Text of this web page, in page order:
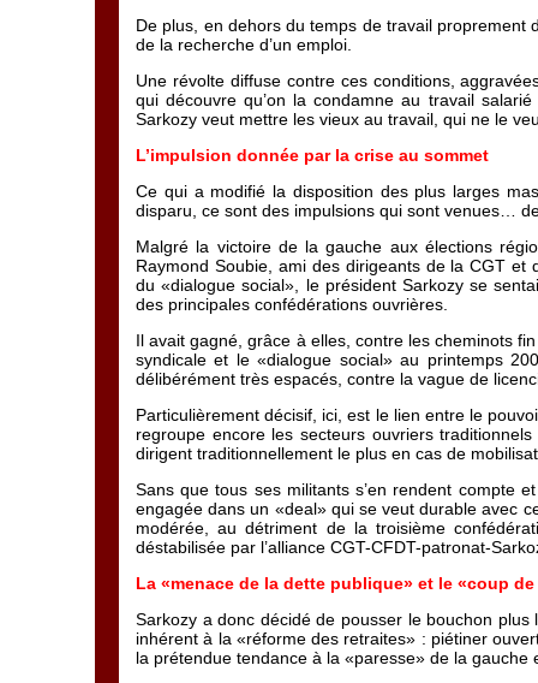
De plus, en dehors du temps de travail proprement
de la recherche d’un emploi.
Une révolte diffuse contre ces conditions,
qui découvre qu’on la condamne au travail
Sarkozy veut mettre les vieux au travail, qui ne le
L’impulsion donnée par la crise au sommet
Ce qui a modifié la disposition des plus larges
disparu, ce sont des impulsions qui sont venues…
Malgré la victoire de la gauche aux élections
Raymond Soubie, ami des dirigeants de la CGT
du «dialogue social», le président Sarkozy se
des principales confédérations ouvrières.
Il avait gagné, grâce à elles, contre les cheminots
syndicale et le «dialogue social» au printemps
délibérément très espacés, contre la vague de
Particulièrement décisif, ici, est le lien entre le
regroupe encore les secteurs ouvriers
dirigent traditionnellement le plus en cas de
Sans que tous ses militants s’en rendent compte
engagée dans un «deal» qui se veut durable avec
modérée, au détriment de la troisième
déstabilisée par l’alliance CGT-CFDT-patronat-
La «menace de la dette publique» et le «coup
Sarkozy a donc décidé de pousser le bouchon plus
inhérent à la «réforme des retraites» : piétiner
la prétendue tendance à la «paresse» de la gauche